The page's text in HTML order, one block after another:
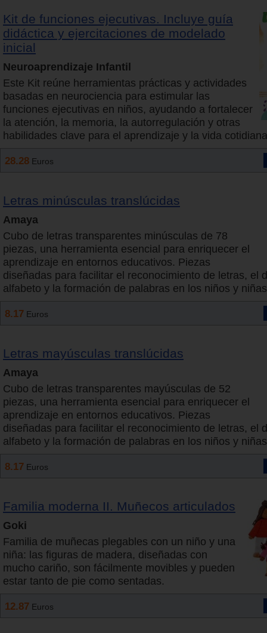
Kit de funciones ejecutivas. Incluye guía
didáctica y ejercitaciones de modelado
inicial
Neuroaprendizaje Infantil
Este Kit reúne herramientas prácticas y actividades
basadas en neurociencia para estimular las
funciones ejecutivas en niños, ayudando a fortalecer
la atención, la memoria, la autorregulación y otras
habilidades clave para el aprendizaje y la vida
28.28 Euros
Letras minúsculas translúcidas
Amaya
Cubo de letras transparentes minúsculas de 78
piezas, una herramienta esencial para enriquecer el
aprendizaje en entornos educativos. Piezas
diseñadas para facilitar el reconocimiento de letras, el
alfabeto y la formación de palabras en los niños y
8.17 Euros
Letras mayúsculas translúcidas
Amaya
Cubo de letras transparentes mayúsculas de 52
piezas, una herramienta esencial para enriquecer el
aprendizaje en entornos educativos. Piezas
diseñadas para facilitar el reconocimiento de letras, el
alfabeto y la formación de palabras en los niños y
8.17 Euros
Familia moderna II. Muñecos articulados
Goki
Familia de muñecas plegables con un niño y una
niña: las figuras de madera, diseñadas con
mucho cariño, son fácilmente movibles y pueden
estar tanto de pie como sentadas.
12.87 Euros